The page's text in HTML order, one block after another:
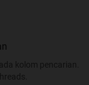
kolom pencarian.